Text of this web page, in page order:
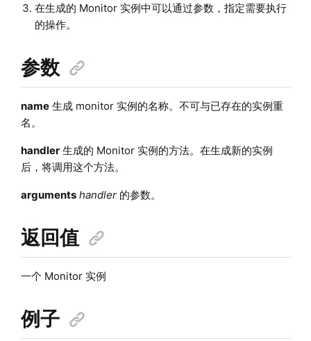
在生成的 Monitor 实例中可以通过参数，指定需要执行
的操作。
参数
name生成 monitor 实例的名称。不可与已存在的实例重
名。
handler生成的 Monitor 实例的方法。在生成新的实例
后，将调用这个方法。
arguments handler的参数。
返回值
一个 Monitor 实例
例子